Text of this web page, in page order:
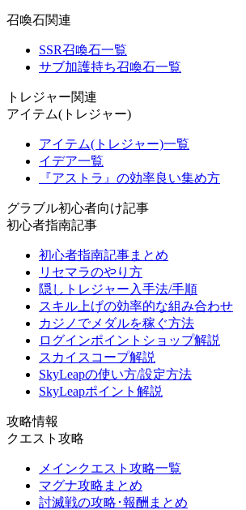
召喚石関連
SSR召喚石一覧
サブ加護持ち召喚石一覧
トレジャー関連
アイテム(トレジャー)
アイテム(トレジャー)一覧
イデア一覧
『アストラ』の効率良い集め方
グラブル初心者向け記事
初心者指南記事
初心者指南記事まとめ
リセマラのやり方
隠しトレジャー入手法/手順
スキル上げの効率的な組み合わせ
カジノでメダルを稼ぐ方法
ログインポイントショップ解説
スカイスコープ解説
SkyLeapの使い方/設定方法
SkyLeapポイント解説
攻略情報
クエスト攻略
メインクエスト攻略一覧
マグナ攻略まとめ
討滅戦の攻略･報酬まとめ